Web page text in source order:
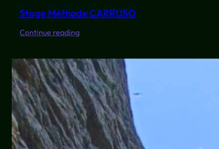
Stage Méthode CARRUSO
Continue reading:
Méthode
CARRUSO